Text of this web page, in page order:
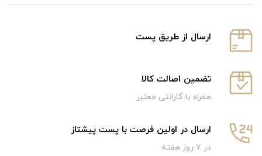
ارسال از طریق پست
تضمین اصالت کالا
همراه با گارانتی معتبر
ارسال در اولین فرصت با پست پیشتاز
در 7 روز هفته